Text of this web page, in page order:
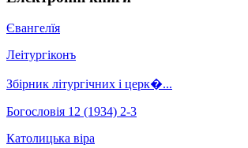
Євангелїя
Леітургіконъ
Збірник літургічних і церк�...
Богословія 12 (1934) 2-3
Католицька віра